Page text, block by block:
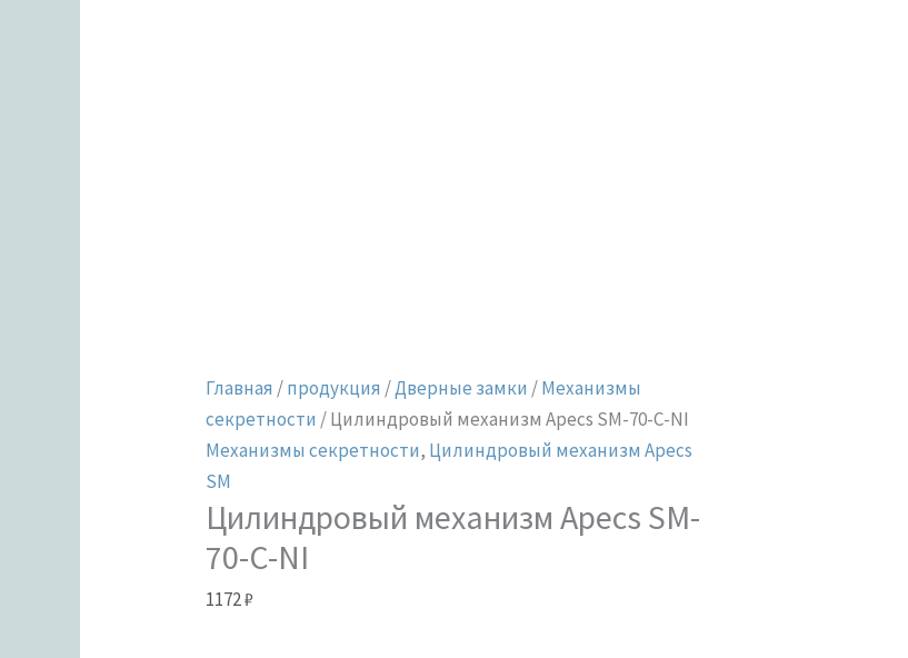
Главная /продукция /Дверные замки /Механизмы
секретности / Цилиндровый механизм Apecs SM-70-C-NI
Механизмы секретности, Цилиндровый механизм Apecs
SM
Цилиндровый механизм Apecs SM-
70-C-NI
1172₽